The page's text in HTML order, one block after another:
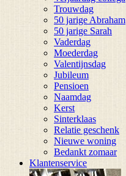
Trouwdag
50 jarige Abraham
50 jarige Sarah
Vaderdag
Moederdag
Valentijnsdag
Jubileum
Pensioen
Naamdag
Kerst
Sinterklaas
Relatie geschenk
Nieuwe woning
Bedankt zomaar
Klantenservice